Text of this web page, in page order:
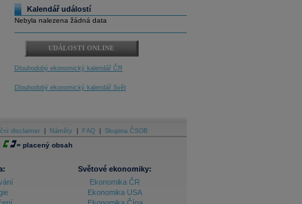
Kalendář událostí
Nebyla nalezena žádná data
UDÁLOSTI ONLINE
Dlouhodobý ekonomický kalendář ČR
Dlouhodobý ekonomický kalendář Svět
disclaimer Náměty FAQ Skupina ČSOB
= placený obsah
Světové ekonomiky:
Ekonomika ČR
Ekonomika USA